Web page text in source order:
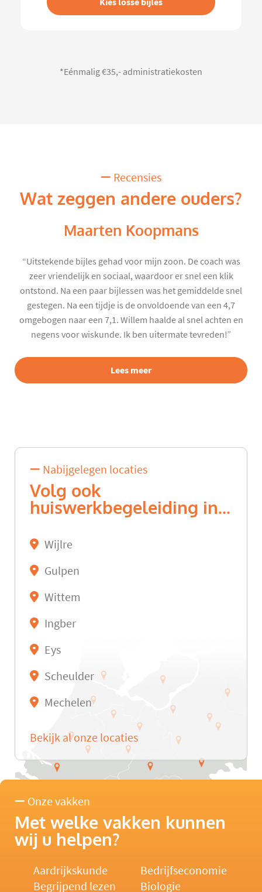
*Eénmalig €35,- administratiekosten
Recensies
Wat zeggen andere ouders?
Maarten Koopmans
“Uitstekende bijles gehad voor mijn zoon. De coach was
zeer vriendelijk en sociaal, waardoor er snel een klik
ontstond. Na een paar bijlessen was het gemiddelde snel
gestegen. Na een tijdje is de onvoldoende van een 4,7
omgebogen naar een 7,1. Willem haalde al snel achten en
negens voor wiskunde. Ik ben uitermate tevreden!”
Lees meer
Nabijgelegen locaties
Volg ook
huiswerkbegeleiding in...
Wijlre
Gulpen
Wittem
Ingber
Eys
Scheulder
Mechelen
Bekijk al onze locaties
Onze vakken
Met welke vakken kunnen
wij u helpen?
Aardrijkskunde
Bedrijfseconomie
Begrijpend lezen
Biologie